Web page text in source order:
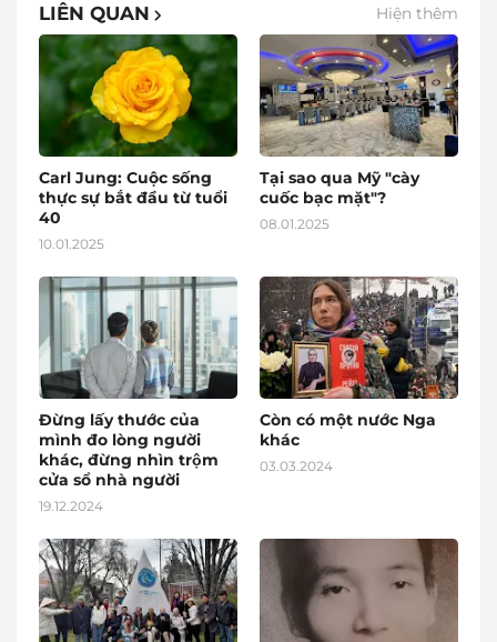
LIÊN QUAN Hiện thêm
Carl Jung: Cuộc sống
thực sự bắt đầu từ tuổi
40
10.01.2025
Tại sao qua Mỹ "cày
cuốc bạc mặt"?
08.01.2025
Đừng lấy thước của
mình đo lòng người
khác, đừng nhìn trộm
cửa sổ nhà người
19.12.2024
Còn có một nước Nga
khác
03.03.2024